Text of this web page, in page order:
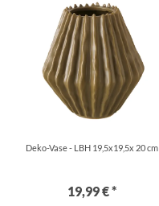
Deko-Vase - LBH 19,5x19,5x 20 cm
19,99 € *